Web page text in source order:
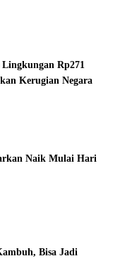
Rp271
Kerugian Negara
Naik Mulai Hari
Bisa Jadi